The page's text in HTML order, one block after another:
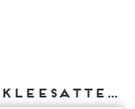
Weitere Texte von Ines Kleesattel bei DIAPHANES